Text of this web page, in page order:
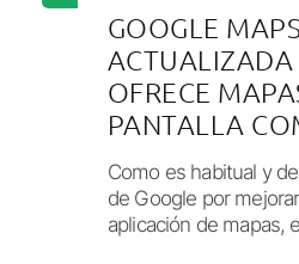
GOOGLE
OFRECE
PANTALLA
Como es habitual y
de Google por
aplicación de mapas,